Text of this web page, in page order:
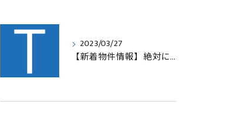
2023/03/27
【新着物件情報】絶対に手に入れたい福岡市西中洲の収益テナントビル